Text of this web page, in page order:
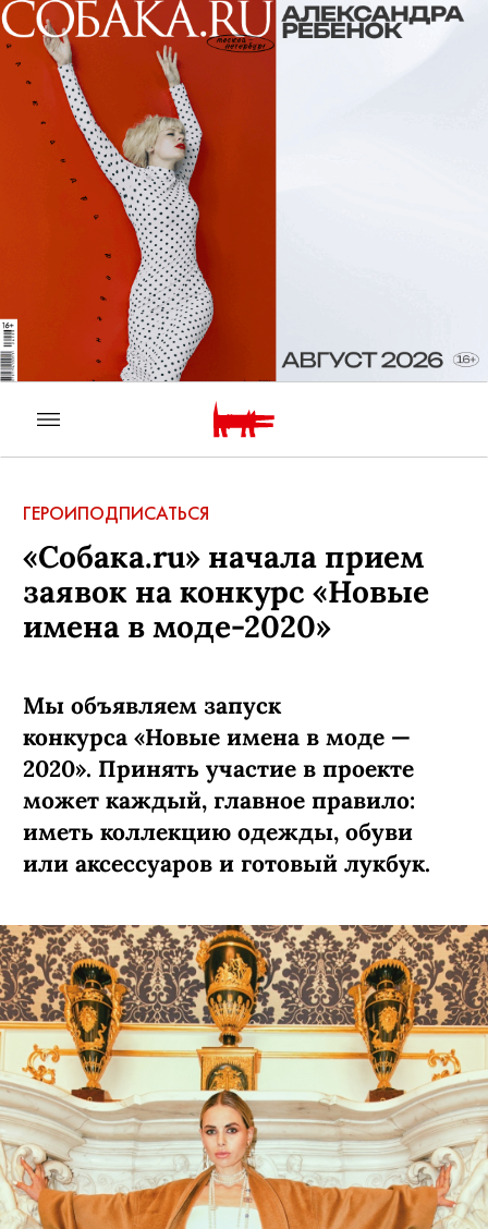
ГЕРОИПОДПИСАТЬСЯ
«Собака.ru» начала прием
заявок на конкурс «Новые
имена в моде-2020»
Мы объявляем запуск
конкурса «Новые имена в моде —
2020». Принять участие в проекте
может каждый, главное правило:
иметь коллекцию одежды, обуви
или аксессуаров и готовый лукбук.